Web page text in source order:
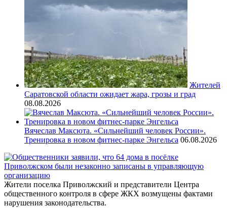
Жителей
Саратовской области ожидает жара, грозы и град
08.08.2026
Вячеслав Максюта. «Сильнейший человек России».
Тренировка в новом фитнес-парке Энгельса 06.08.2026
Жители поселка Приволжский и представители Центра
общественного контроля в сфере ЖКХ возмущены фактами
нарушения законодательства.